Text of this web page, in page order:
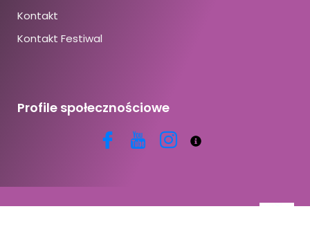
Kontakt
Kontakt Festiwal
Profile społecznościowe